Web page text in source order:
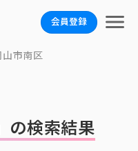
会員登録
山市南区
の検索結果